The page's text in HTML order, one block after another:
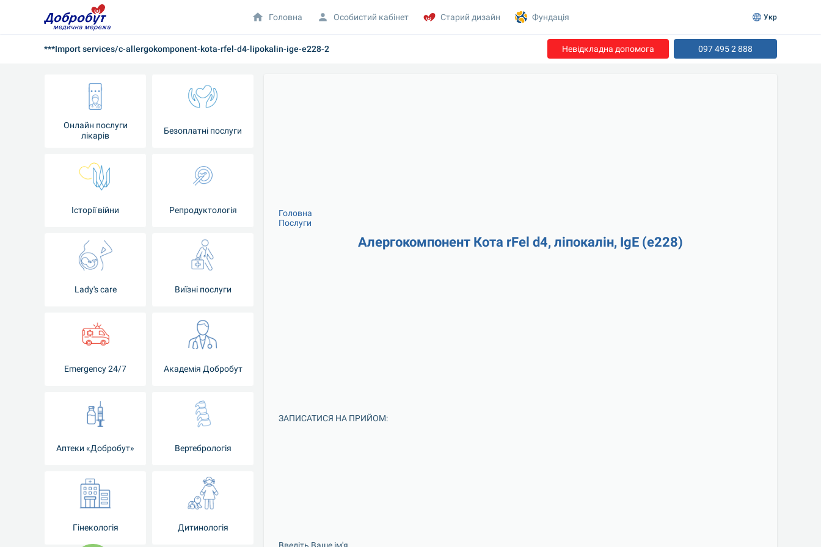
***Import services/c-allergokomponent-kota-rfel-d4-lipokalin-ige-e228-2 Невідкладна допомога 097 495 2 888
Онлайн послуги
лікарів
Безоплатні послуги
Історії війни Репродуктологія
Lady's care Виїзні послуги
Emergency 24/7 Академія Добробут
Аптеки «Добробут» Вертебрологія
Гінекологія Дитинологія
Головна
Послуги
Алергокомпонент Кота rFel d4, ліпокалін, IgE (e228)
ЗАПИСАТИСЯ НА ПРИЙОМ:
Головна Особистий кабінет Старий дизайн Фундація Укр